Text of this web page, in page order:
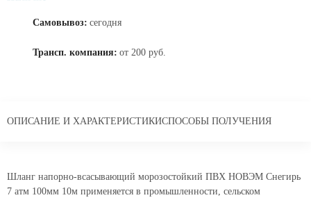
Самовывоз: сегодня
Трансп. компания: от 200 руб.
ОПИСАНИЕ И ХАРАКТЕРИСТИКИСПОСОБЫ ПОЛУЧЕНИЯ
Шланг напорно-всасывающий морозостойкий ПВХ НОВЭМ Снегирь
7 атм 100мм 10м применяется в промышленности, сельском